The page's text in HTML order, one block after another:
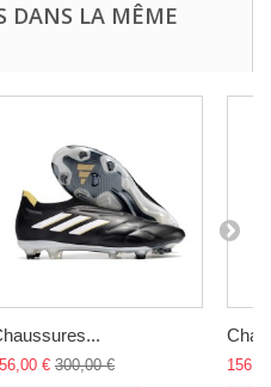
DANS LA MÊME
€ 300,00 €